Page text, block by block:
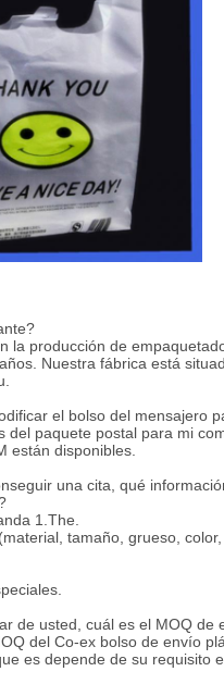
la producción de
Nuestra fábrica está
el bolso del mensajero
del paquete postal para mi
están disponibles.
una cita, qué
1.The.
tamaño, grueso,
de usted, cuál es el MOQ de
del Co-ex bolso de envío
es depende de su requisito